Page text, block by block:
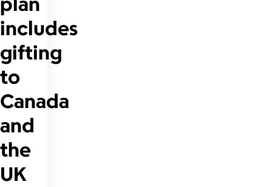
includes
gifting
to
Canada
and
the
UK